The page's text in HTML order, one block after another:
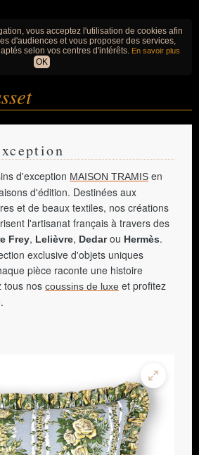
vous acceptez l'utilisation de cookies afin
d'audiences et vous proposer des services,
selon vos centres d'intérêts. En savoir plus
OK
d'exception MAISON TRAMIS en
d'édition. Destinées aux
et de beaux textiles, nos créations
l'artisanat français à travers des
Frey, Lelièvre, Dedarou Hermès.
exclusive d'objets uniques
pièce raconte une histoire
tous nos coussins de luxe et profitez